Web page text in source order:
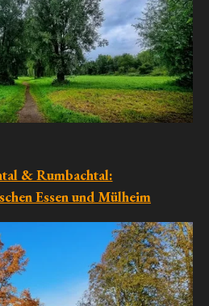
& Rumbachtal:
Essen und Mülheim